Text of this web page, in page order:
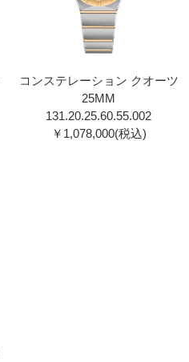
コンステレーション クオーツ
25MM
131.20.25.60.55.002
￥1,078,000(税込)